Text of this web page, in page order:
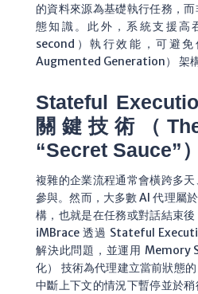
的資料來源為基礎執行任務，
態知識。此外，系統支援高
second）執行效能，可避
Augmented Generation） 架構
Stateful
關鍵技術（
“Secret Sauce”）
複雜的企業流程通常會橫跨多
參與。然而，大多數 AI 代理屬
構，也就是在任務或對話結束後
iMBrace 透過 Stateful
解決此問題，並運用 Memory
化） 技術為代理建立當前狀態
中斷上下文的情況下暫停並於